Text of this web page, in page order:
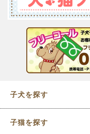
子犬を探す
子猫を探す